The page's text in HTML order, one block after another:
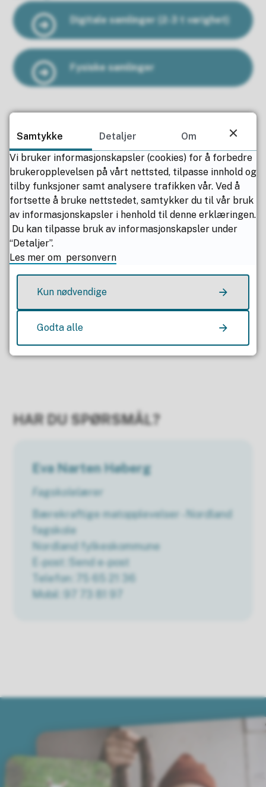
Digitale samlinger (2-3 t varighet)
Fysiske samlinger
Studiet Bærekraftige matopplevelser tilbys av
Nordland fagskole sin avdeling
Opplevelsebasert reiseliv. Avdelingen tilbyr
også de nett- og samlingsbaserte studiene
Bærekraftige campingplasser - utvikling og drift,
ogReiseliv og opplevelser, samt en rekkekurs.
Her finner du nyttig og viktig informasjon for
studenter ved Nordland fagskole.
Sist endret 06.07.2026 12.51
HAR DU SPØRSMÅL?
Eva Narten Høberg
Fagskolelærer
Bærekraftige matopplevelser - Nordland
fagskole
Nordland fylkeskommune
E-post
Send e-post
Telefon
75 65 21 36
Mobil
97 73 81 97
Samtykke Detaljer
Om
Vi bruker informasjonskapsler (cookies) for å forbedre
brukeropplevelsen på vårt nettsted, tilpasse innhold og
tilby funksjoner samt analysere trafikken vår. Ved å
fortsette å bruke nettstedet, samtykker du til vår bruk
av informasjonskapsler i henhold til denne erklæringen.
Du kan tilpasse bruk av informasjonskapsler under
“Detaljer”.
Les mer om personvern
Kun nødvendige
Godta alle